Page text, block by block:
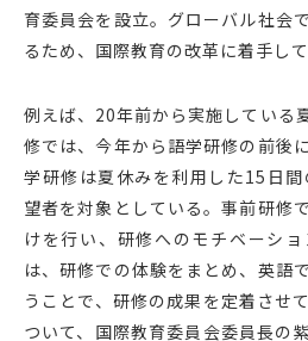
育委員会を設立。グローバル社会
るため、国際教育の改革に着手して
例えば、20年前から実施している
修では、今年から語学研修の前後
学研修は夏休みを利用した15日
望者を対象としている。事前研修
けを行い、研修へのモチベーシ
は、研修での体験をまとめ、英語
うことで、研修の成果を定着させ
ついて、国際教育委員会委員長の